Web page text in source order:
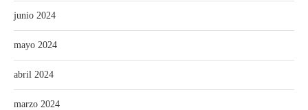
junio 2024
mayo 2024
abril 2024
marzo 2024